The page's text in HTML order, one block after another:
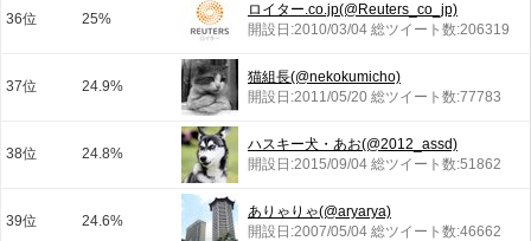
36位 25%
ロイター.co.jp(@Reuters_co_jp)
開設日:2010/03/04 総ツイート数:206319
37位 24.9%
猫組長(@nekokumicho)
開設日:2011/05/20 総ツイート数:77783
38位 24.8%
ハスキー犬・あお(@2012_assd)
開設日:2015/09/04 総ツイート数:51862
39位 24.6%
ありゃりゃ(@aryarya)
開設日:2007/05/04 総ツイート数:46662